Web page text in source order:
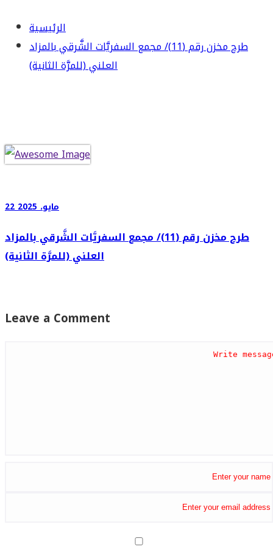
الرئيسية
طرح مخزن رقم (11)/ مجمع السفريَّات الشَّرقي بالمزاد
العلني (للمرَّة الثانية)
22 مايو، 2025
طرح مخزن رقم (11)/ مجمع السفريَّات الشَّرقي بالمزاد
العلني (للمرَّة الثانية)
Leave a Comment